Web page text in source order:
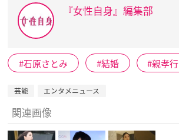
『女性自身』編集部
石原さとみ 結婚 親孝行
芸能 エンタメニュース
関連画像